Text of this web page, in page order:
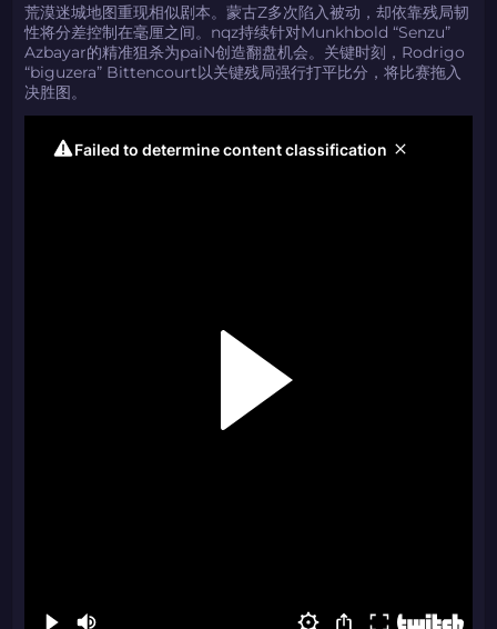
荒漠迷城地图重现相似剧本。蒙古Z多次陷入被动，却依靠残局韧
性将分差控制在毫厘之间。nqz持续针对Munkhbold “Senzu”
Azbayar的精准狙杀为paiN创造翻盘机会。关键时刻，Rodrigo
“biguzera” Bittencourt以关键残局强行打平比分，将比赛拖入
决胜图。